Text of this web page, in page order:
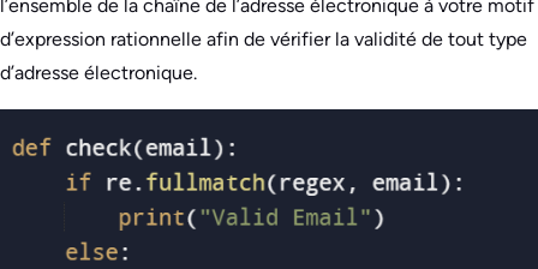
l’ensemble de la chaîne de l’adresse électronique à votre motif
d’expression rationnelle afin de vérifier la validité de tout type
d’adresse électronique.